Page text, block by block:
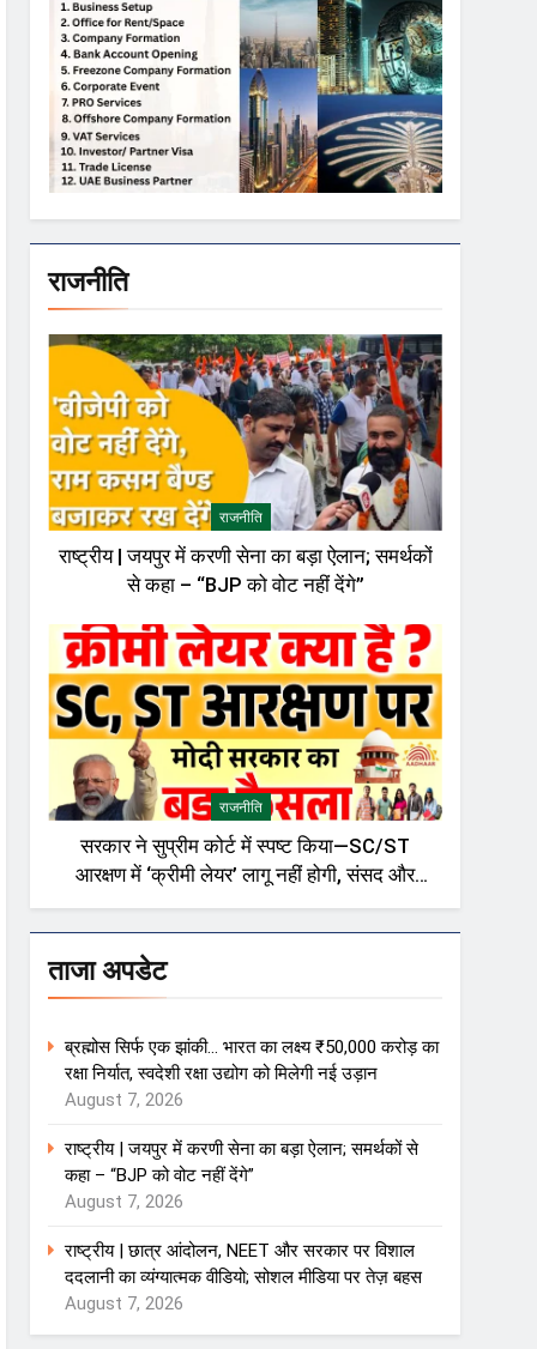
राजनीति
राजनीति
राष्ट्रीय | जयपुर में करणी सेना का बड़ा ऐलान; समर्थकों
से कहा – “BJP को वोट नहीं देंगे”
राजनीति
सरकार ने सुप्रीम कोर्ट में स्पष्ट किया—SC/ST
आरक्षण में ‘क्रीमी लेयर’ लागू नहीं होगी, संसद और
राजनीतिक गलियारों में बहस तेज़
ताजा अपडेट
ब्रह्मोस सिर्फ एक झांकी… भारत का लक्ष्य ₹50,000 करोड़ का
रक्षा निर्यात, स्वदेशी रक्षा उद्योग को मिलेगी नई उड़ान
August 7, 2026
राष्ट्रीय | जयपुर में करणी सेना का बड़ा ऐलान; समर्थकों से
कहा – “BJP को वोट नहीं देंगे”
August 7, 2026
राष्ट्रीय | छात्र आंदोलन, NEET और सरकार पर विशाल
ददलानी का व्यंग्यात्मक वीडियो; सोशल मीडिया पर तेज़ बहस
August 7, 2026